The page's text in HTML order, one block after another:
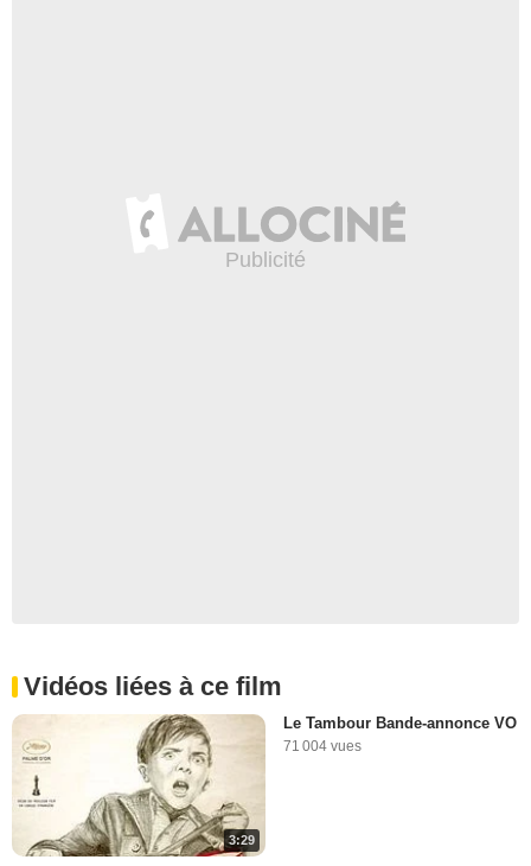
Vidéos liées à ce film
3:29
Le Tambour Bande-annonce VO
71 004 vues